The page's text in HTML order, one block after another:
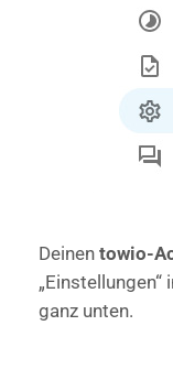
Deinen towio-
ganz unten.